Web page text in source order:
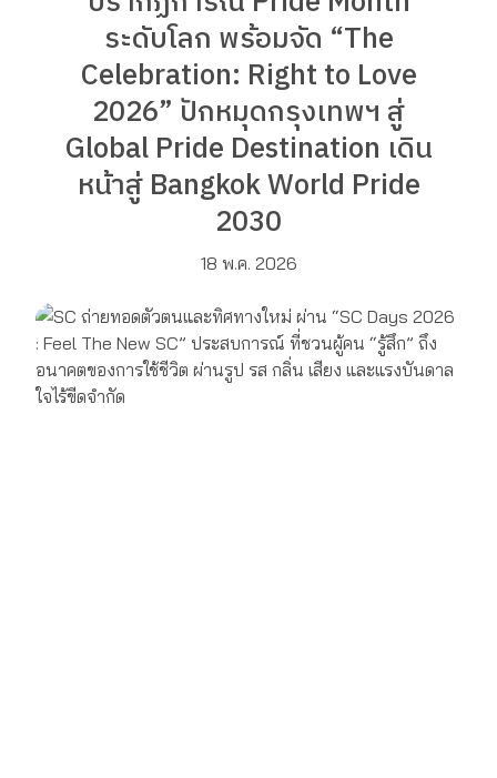
ระดับโลก พร้อมจัด “The
Celebration: Right to Love
2026” ปักหมุดกรุงเทพฯ สู่
Global Pride Destination เดิน
หน้าสู่ Bangkok World Pride
2030
18 พ.ค. 2026